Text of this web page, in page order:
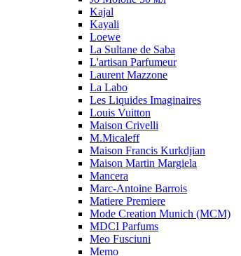
Kajal
Kayali
Loewe
La Sultane de Saba
L'artisan Parfumeur
Laurent Mazzone
La Labo
Les Liquides Imaginaires
Louis Vuitton
Maison Crivelli
M.Micaleff
Maison Francis Kurkdjian
Maison Martin Margiela
Mancera
Marc-Antoine Barrois
Matiere Premiere
Mode Creation Munich (MCM)
MDCI Parfums
Meo Fusciuni
Memo